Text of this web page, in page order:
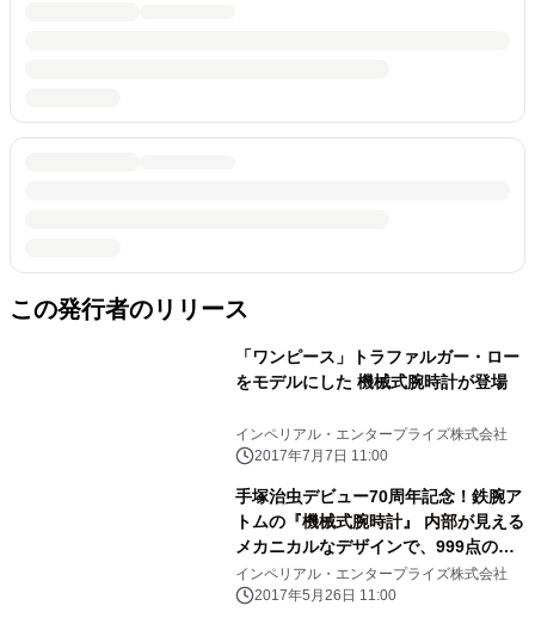
この発行者のリリース
「ワンピース」トラファルガー・ロー
をモデルにした 機械式腕時計が登場
インペリアル・エンタープライズ株式会社
2017年7月7日 11:00
手塚治虫デビュー70周年記念！鉄腕ア
トムの『機械式腕時計』 内部が見える
メカニカルなデザインで、999点の限
定発売
インペリアル・エンタープライズ株式会社
2017年5月26日 11:00